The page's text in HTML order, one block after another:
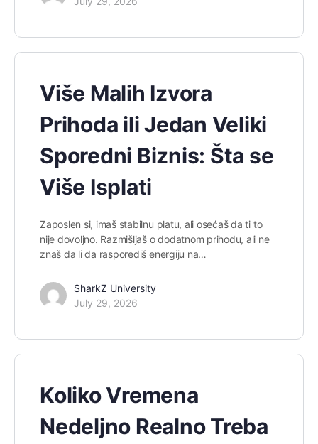
Više Malih Izvora
Prihoda ili Jedan Veliki
Sporedni Biznis: Šta se
Više Isplati
Zaposlen si, imaš stabilnu platu, ali osećaš da ti to
nije dovoljno. Razmišljaš o dodatnom prihodu, ali ne
znaš da li da rasporediš energiju na…
SharkZ University
July 29, 2026
Koliko Vremena
Nedeljno Realno Treba